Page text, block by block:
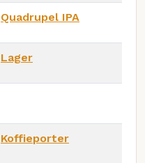
Quadrupel IPA
Lager
Koffieporter